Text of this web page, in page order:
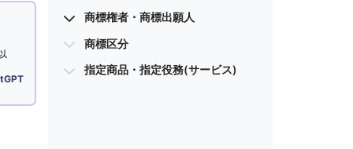
商標権者・商標出願人
商標区分
指定商品・指定役務(サービス)